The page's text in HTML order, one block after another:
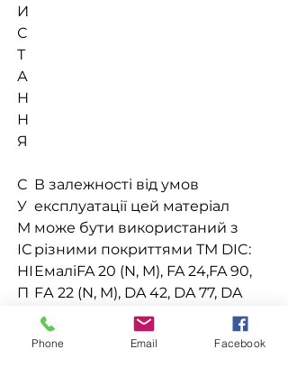
И
С
Т
А
Н
Н
Я
С
У
М
ІС
НІ
П
В залежності від умов
експлуатації цей матеріал
може бути використаний з
різними покриттями ТМ DIC:
ЕмаліFA 20 (N, M), FA 24,FA 90,
FА 22 (N, M), DA 42, DA 77, DA
100
Грунт-емалі ZA 10, ZA30
Phone Email Facebook